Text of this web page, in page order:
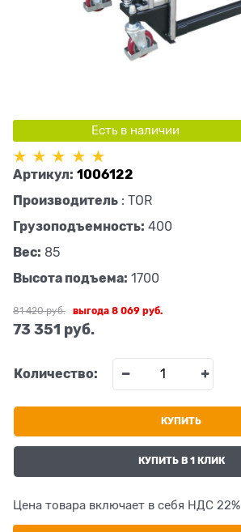
Есть в наличии
Артикул: 1006122
Производитель : TOR
Грузоподъемность: 400
Вес: 85
Высота подъема: 1700
81 420 руб.
73 351 руб.
выгода8 069 руб.
Количество:
КУПИТЬ
КУПИТЬ В 1 КЛИК
Цена товара включает в себя НДС 22%